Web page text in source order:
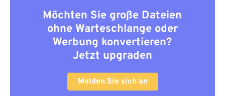
Möchten Sie große Dateien
ohne Warteschlange oder
Werbung konvertieren?
Jetzt upgraden
Melden Sie sich an